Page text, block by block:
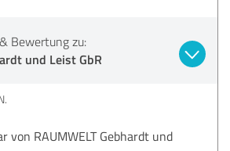
Bewertung zu:
und Leist GbR
von RAUMWELT Gebhardt und